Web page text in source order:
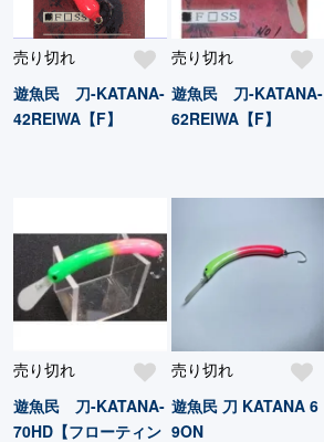
売り切れ
遊魚民 刀-KATANA-
42REIWA【F】
売り切れ
遊魚民 刀-KATANA-
62REIWA【F】
売り切れ
遊魚民 刀-KATANA-
70HD【フローティン
売り切れ
遊魚民 刀 KATANA 6
9ON